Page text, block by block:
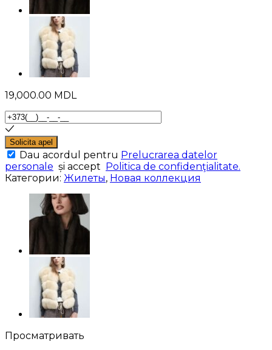
19,000.00 MDL
Solicita apel
Dau acordul pentru Prelucrarea datelor
personale și accept Politica de confidenţialitate.
Категории: Жилеты, Новая коллекция
Просматривать